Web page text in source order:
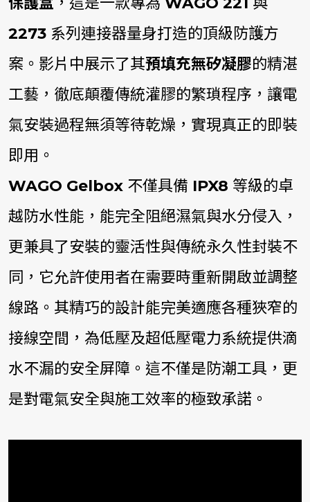
2273 系列連接器量身打造的頂級防護方
案。影片中展示了其預填充無矽凝膠的精湛
工藝，徹底顛覆傳統灌膠的繁瑣程序，讓電
氣安裝過程無須等待乾燥，實現真正的即裝
即用。
WAGO Gelbox 不僅具備 IPX8 等級的卓
越防水性能，能完全阻絕濕氣與水分侵入，
更兼具了安裝的靈活性與傳統永久性封裝不
同，它允許使用者在需要時重新開啟並調整
線路。其精巧的設計能完美適應各種狹窄的
接線空間，為低壓及超低壓電力系統提供滴
水不漏的安全屏障。這不僅是防潮工具，更
是對電氣安全與施工效率的極致承諾。